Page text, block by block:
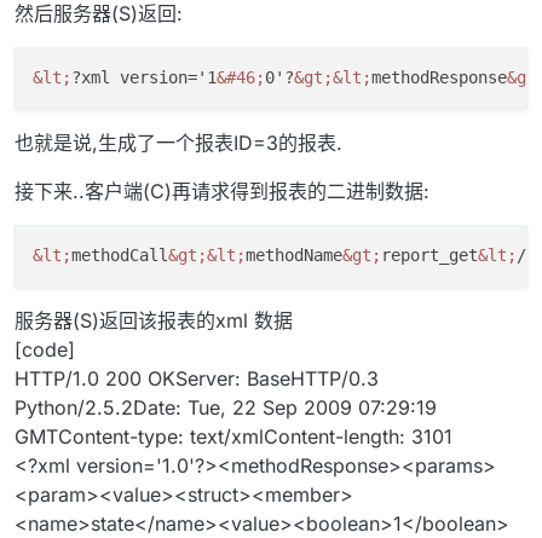
然后服务器(S)返回:
&lt;?xml version='1&#46;0'?&gt;&lt;methodResponse
也就是说,生成了一个报表ID=3的报表.
接下来..客户端(C)再请求得到报表的二进制数据:
&lt;methodCall&gt;&lt;methodName&gt; report_get&lt;/
服务器(S)返回该报表的xml 数据
[code]
HTTP/1.0 200 OKServer: BaseHTTP/0.3
Python/2.5.2Date: Tue, 22 Sep 2009 07:29:19
GMTContent-type: text/xmlContent-length: 3101
<?xml version='1.0'?><methodResponse><params>
<param><value><struct><member>
<name>state</name><value><boolean>1</boolean>